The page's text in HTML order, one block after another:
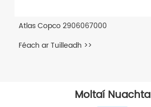
Atlas Copco 2906067000
Féach ar Tuilleadh >>
Moltaí Nuachta